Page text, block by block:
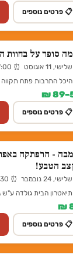
📋 פרטים נוספים
סופר על בחוות
11 אוגוסט ⏰ 17:00
התרבות פתח תקווה
📋 פרטים נוספים
- הרפתקה
הטבע!
24 נובמבר ⏰ 17:30
הבית גולדה ע"ש
📋 פרטים נוספים